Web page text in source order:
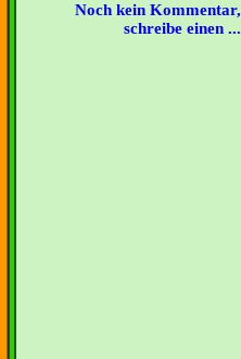
Noch kein Kommentar,
schreibe einen ...